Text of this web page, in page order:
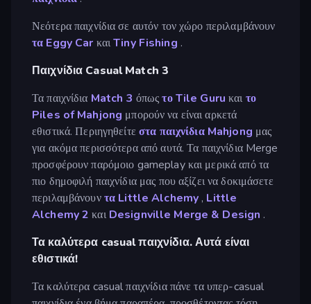
Νεότερα παιχνίδια σε αυτόν τον χώρο περιλαμβάνουν
τα Eggy Car καιTiny Fishing .
Παιχνίδια Casual Match 3
Τα παιχνίδια Match 3 όπωςτο Tile Guru και το
Piles of Mahjong μπορούν να είναι αρκετά
εθιστικά. Περιηγηθείτεστα παιχνίδια Mahjong μας
για ακόμα περισσότερα από αυτά. Τα παιχνίδια Merge
προσφέρουν παρόμοιο gameplay και μερικά από τα
πιο δημοφιλή παιχνίδια μας που αξίζει να δοκιμάσετε
περιλαμβάνουντα Little Alchemy , Little
Alchemy 2 και Designville Merge & Design .
Τα καλύτερα casual παιχνίδια. Αυτά είναι
εθιστικά!
Τα καλύτερα casual παιχνίδια πάνε τα υπερ-casual